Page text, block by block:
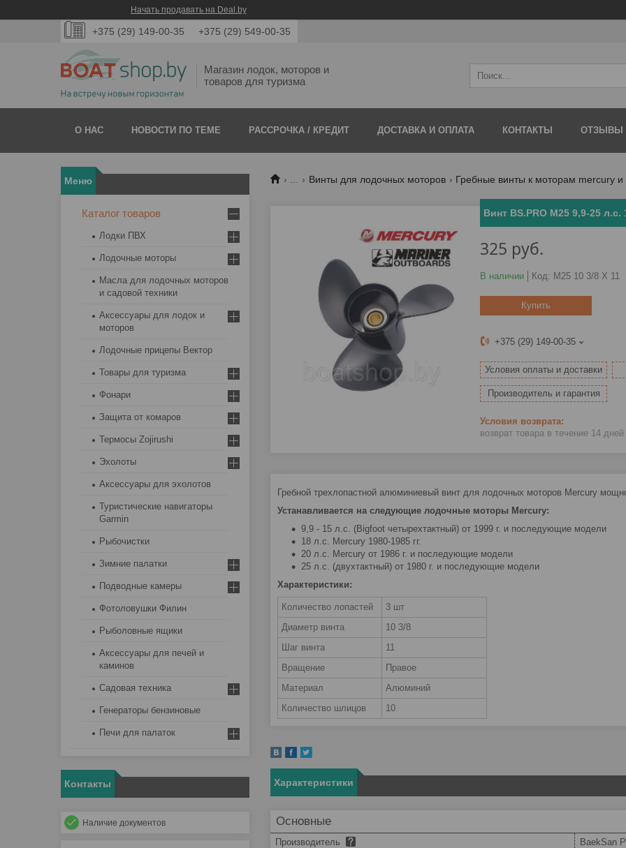
Начать продавать на Deal.by
+375 (29) 149-00-35 +375 (29) 549-00-35
Магазин лодок, моторов и
товаров для туризма
О НАС НОВОСТИ ПО ТЕМЕ РАССРОЧКА / КРЕДИТ ДОСТАВКА И ОПЛАТА КОНТАКТЫ ОТЗЫВЫ
... Винты для лодочных моторов Гребные винты к моторам mercury и
Винт BS.PRO M25 9,9-25
325 руб.
В наличии Код: M25 10 3/8 X 11
Купить
+375 (29) 149-00-35
Условия оплаты и доставки
Производитель и гарантия
возврат товара в течение 14 дней
Гребной трехлопастной алюминиевый винт для лодочных моторов Mercury
Устанавливается на следующие лодочные моторы Mercury:
9,9 - 15 л.с. (Bigfoot четырехтактный) от 1999 г. и последующие модели
18 л.с. Mercury 1980-1985 гг.
20 л.с. Mercury от 1986 г. и последующие модели
25 л.с. (двухтактный) от 1980 г. и последующие модели
Характеристики:
Количество лопастей
3 шт
Диаметр винта
10 3/8
Шаг винта
11
Вращение
Правое
Материал
Алюминий
Количество шлицов
10
Характеристики
Основные
Производитель
BaekSan
Каталог товаров
Лодки ПВХ
Лодочные моторы
Масла для лодочных моторов
и садовой техники
Аксессуары для лодок и
моторов
Лодочные прицепы Вектор
Товары для туризма
Фонари
Защита от комаров
Термосы Zojirushi
Эхолоты
Аксессуары для эхолотов
Туристические навигаторы
Garmin
Рыбочистки
Зимние палатки
Подводные камеры
Фотоловушки Филин
Рыболовные ящики
Аксессуары для печей и
каминов
Садовая техника
Генераторы бензиновые
Печи для палаток
Контакты
Наличие документов